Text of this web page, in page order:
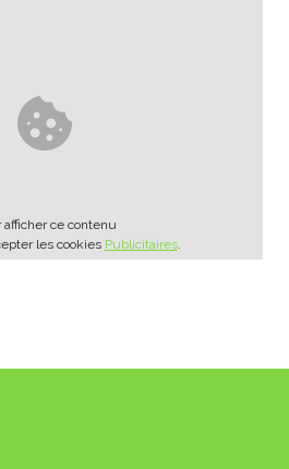
afficher ce contenu
les cookies Publicitaires.